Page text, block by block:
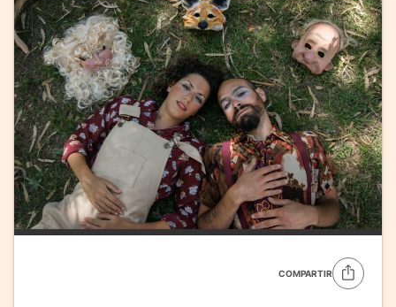
COMPARTIR